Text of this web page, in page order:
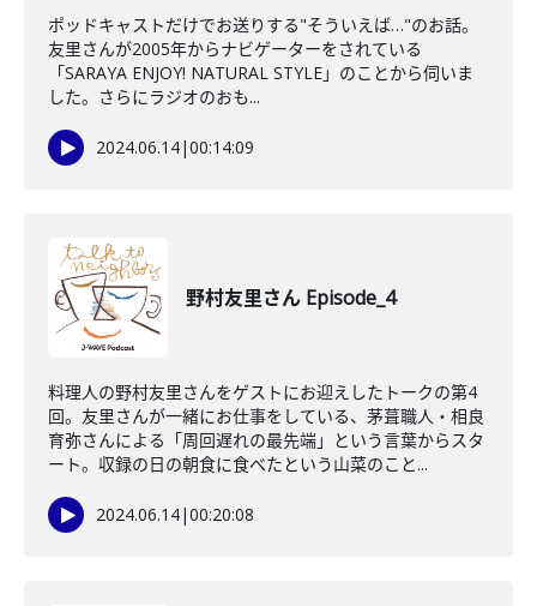
ポッドキャストだけでお送りする"そういえば…"のお話。
友里さんが2005年からナビゲーターをされている
「SARAYA ENJOY! NATURAL STYLE」のことから伺いま
した。さらにラジオのおも...
2024.06.14|00:14:09
野村友里さん Episode_4
料理人の野村友里さんをゲストにお迎えしたトークの第4
回。友里さんが一緒にお仕事をしている、茅葺職人・相良
育弥さんによる「周回遅れの最先端」という言葉からスタ
ート。収録の日の朝食に食べたという山菜のこと...
2024.06.14|00:20:08